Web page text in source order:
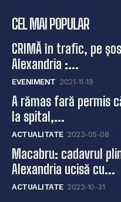
CEL MAI POPULAR
CRIMĂ în trafic, pe
Alexandria :...
EVENIMENT 2021-11-19
A rămas fară permis
la spital,...
ACTUALITATE 2023-05-08
Macabru: cadavrul
Alexandria ucisă cu...
ACTUALITATE 2022-10-31